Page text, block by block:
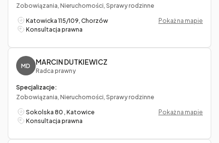
Zobowiązania, Nieruchomości, Sprawy rodzinne
Katowicka 115/109, Chorzów
Pokaż na mapie
Konsultacja prawna
MD MARCIN DUTKIEWICZ
Radca prawny
Specjalizacje:
Zobowiązania, Nieruchomości, Sprawy rodzinne
Sokolska 80 , Katowice
Pokaż na mapie
Konsultacja prawna